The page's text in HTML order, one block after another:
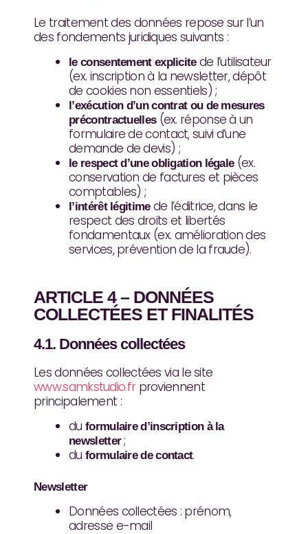
Le traitement des données repose sur l’un
des fondements juridiques suivants :
le consentement explicitede l’utilisateur
(ex. inscription à la newsletter, dépôt
de cookies non essentiels) ;
l’exécution d’un contrat ou de mesures
précontractuelles(ex. réponse à un
formulaire de contact, suivi d’une
demande de devis) ;
le respect d’une obligation légale(ex.
conservation de factures et pièces
comptables) ;
l’intérêt légitimede l’éditrice, dans le
respect des droits et libertés
fondamentaux (ex. amélioration des
services, prévention de la fraude).
ARTICLE 4 – DONNÉES
COLLECTÉES ET FINALITÉS
4.1. Données collectées
Les données collectées via le site
www.samkstudio.frproviennent
principalement :
duformulaire d’inscription à la
newsletter;
duformulaire de contact.
Newsletter
Données collectées : prénom,
adresse e-mail